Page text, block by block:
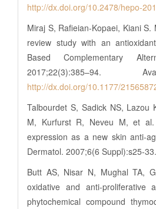
http://dx.doi.org/10.2478/hepo-
Miraj S, Rafieian-Kopaei, Kiani S.
review study with an
Based Complementary
2017;22(3):385–94.
http://dx.doi.org/10.1177/
Talbourdet S, Sadick NS, Lazou
M, Kurfurst R, Neveu M, et
expression as a new skin anti-
Dermatol. 2007;6(6 Suppl):s25-33.
Butt AS, Nisar N, Mughal TA,
oxidative and anti-proliferative
phytochemical compound